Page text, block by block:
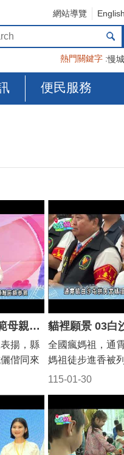
網站導覽 English
熱門關鍵字 慢城
便民服務
貓裡願景 04苗栗縣模範母親表揚大會 縣長與夫人頒贈匾額恭賀
揚，縣
偕同來
模範母
115-01-30
全國瘋媽祖，通
媽祖徒步進香被
化資產，今年報
系列文化活動，
盛舉。